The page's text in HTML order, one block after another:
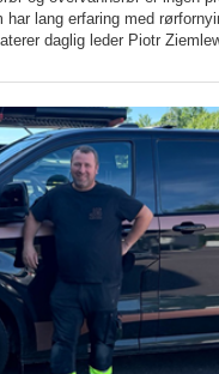
en psykolog. Selv sier
å snakke med de som
er opptatt av å danne seg
når det gjelder klipp og
og jeg blir veldig glad når
alltid velkomne.
og barbering med gode
de som plages av
avslutningsvis fremheve
benyttes og selges i
lang erfaring med
daglig leder Piotr